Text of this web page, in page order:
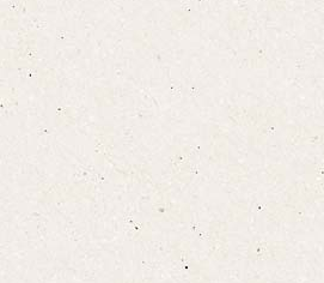
宿泊プランをみる